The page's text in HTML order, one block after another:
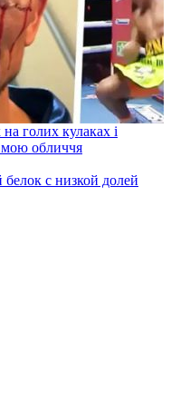
голих кулаках і
обличчя
с низкой долей